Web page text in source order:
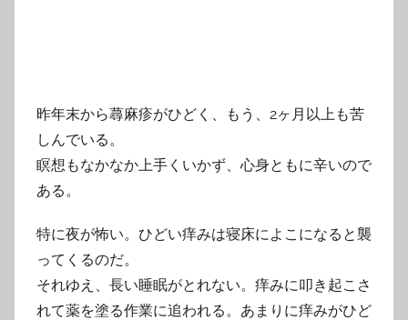
昨年末から蕁麻疹がひどく、もう、2ヶ月以上も苦
しんでいる。
瞑想もなかなか上手くいかず、心身ともに辛いので
ある。
特に夜が怖い。ひどい痒みは寝床によこになると襲
ってくるのだ。
それゆえ、長い睡眠がとれない。痒みに叩き起こさ
れて薬を塗る作業に追われる。あまりに痒みがひど